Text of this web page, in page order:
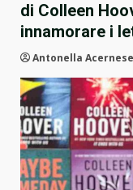
di Colleen
innamorare i
Antonella Acernese